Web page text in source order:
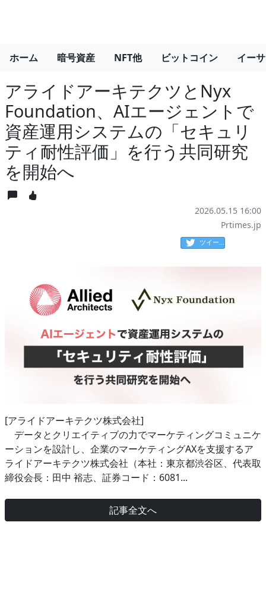
ホーム 暗号資産 NFT他 ビットコイン イー
アライドアーキテクツとNyx
Foundation、AIエージェントで
資産運用システムの「セキュリ
ティ耐性評価」を行う共同研究
を開始へ
2026.05.15 16:00
Prtimes.jp
ツイート
[アライドアーキテクツ株式会社]
データとクリエイティブの力でマーケティングコミュニケ
ーションを設計し、企業のマーケティングAXを支援するア
ライドアーキテクツ株式会社（本社：東京都渋谷区、代表取
締役会長：田中 裕志、証券コード：6081...
記事全文へ